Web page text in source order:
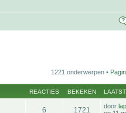
1221 onderwerpen •
REACTIES BEKEKEN
6 1721 door